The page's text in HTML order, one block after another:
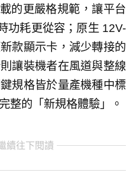
的更嚴格規範，讓平台
功耗更從容；原生 12V-
款顯示卡，減少轉接的
讓裝機者在風道與整線
規格皆於量產機種中標
整的「新規格體驗」。
續往下閱讀